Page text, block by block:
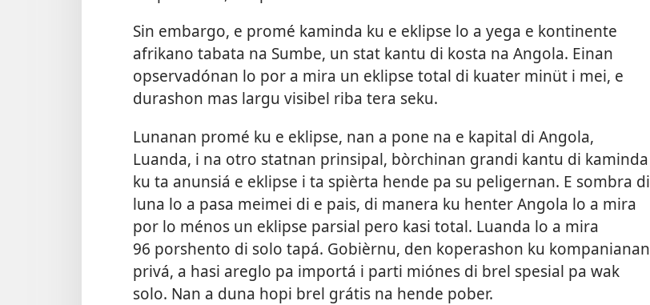
Sin embargo, e promé kaminda ku e eklipse lo a yega e kontinente
afrikano tabata na Sumbe, un stat kantu di kosta na Angola. Einan
opservadónan lo por a mira un eklipse total di kuater minüt i mei, e
durashon mas largu visibel riba tera seku.
Lunanan promé ku e eklipse, nan a pone na e kapital di Angola,
Luanda, i na otro statnan prinsipal, bòrchinan grandi kantu di kaminda
ku ta anunsiá e eklipse i ta spièrta hende pa su peligernan. E sombra di
luna lo a pasa meimei di e pais, di manera ku henter Angola lo a mira
por lo ménos un eklipse parsial pero kasi total. Luanda lo a mira
96 porshento di solo tapá. Gobièrnu, den koperashon ku kompanianan
privá, a hasi areglo pa importá i parti miónes di brel spesial pa wak
solo. Nan a duna hopi brel grátis na hende pober.